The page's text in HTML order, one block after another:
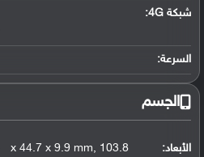
شبكة 4G :
السرعة:
الجسم
الأبعاد: 103.8 x 44.7 x 9.9 mm
,